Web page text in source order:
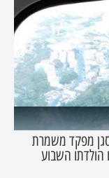
מפקד משמרת
השבוע